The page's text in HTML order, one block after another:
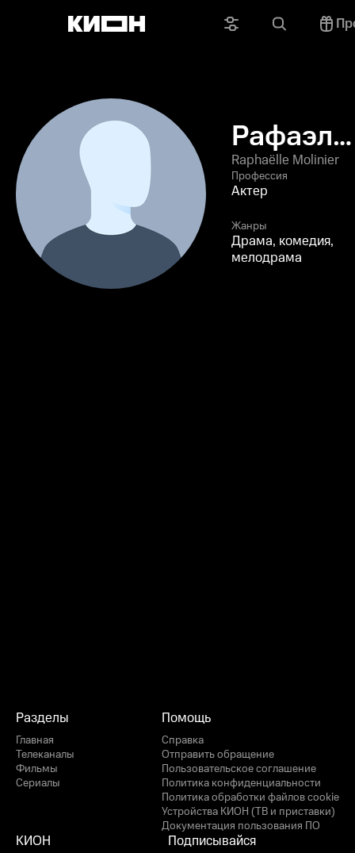
Рафаэл
Молинье
Raphaëlle Molinier
Профессия
Актер
Жанры
Драма, комедия,
мелодрама
Разделы
Главная
Телеканалы
Фильмы
Сериалы
Помощь
Справка
Отправить обращение
Пользовательское соглашение
Политика конфиденциальности
Политика обработки файлов cookie
Устройства КИОН (ТВ и приставки)
Документация пользования ПО
КИОН Подписывайся